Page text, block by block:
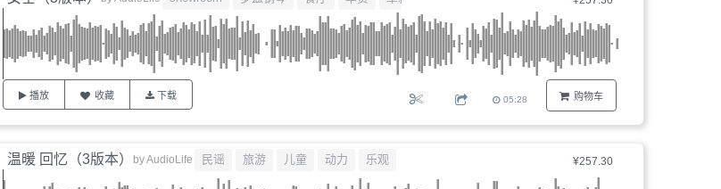
购物车
播放 收藏 下载 05:28
¥257.30
温暖 回忆（3版本） byAudioLife 民谣 旅游 儿童 动力 乐观